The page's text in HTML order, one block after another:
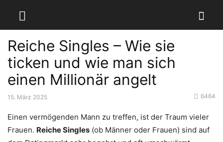
Reiche Singles – Wie sie
ticken und wie man sich
einen Millionär angelt
15. März 2025 6464
Einen vermögenden Mann zu treffen, ist der Traum vieler
Frauen. Reiche Singles (ob Männer oder Frauen) sind auf